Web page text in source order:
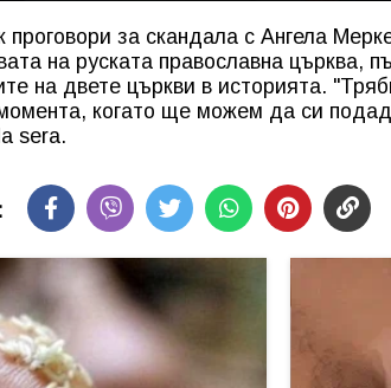
проговори за скандала с Ангела
на руската православна църква,
на двете църкви в историята.
когато ще можем да си
sera.